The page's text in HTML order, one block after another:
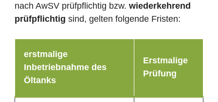
nach AwSV prüfpflichtig bzw. wiederkehrend
prüfpflichtig sind, gelten folgende Fristen:
erstmalige
Inbetriebnahme des
Öltanks
Erstmalige
Prüfung